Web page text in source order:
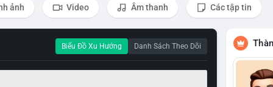
ảnh Video Âm thanh Các tập tin
Biểu Đồ Xu Hướng Danh Sách Theo Dõi